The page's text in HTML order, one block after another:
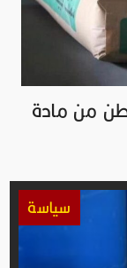
أكثر من 7 آلاف طن من مادة
سياسة